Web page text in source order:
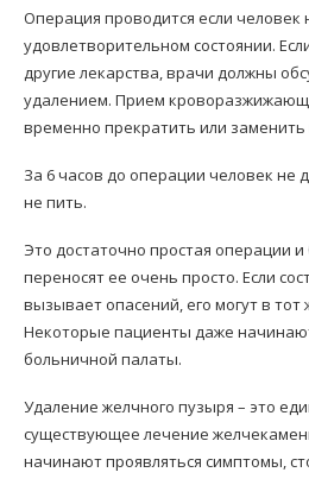
Операция проводится если человек
удовлетворительном состоянии.
другие лекарства, врачи должны
удалением. Прием
временно прекратить или заменить
За 6 часов до операции человек не
не пить.
Это достаточно простая операции
переносят ее очень просто. Если
вызывает опасений, его могут в
Некоторые пациенты даже
больничной палаты.
Удаление желчного пузыря – это
существующее лечение
начинают проявляться симптомы,